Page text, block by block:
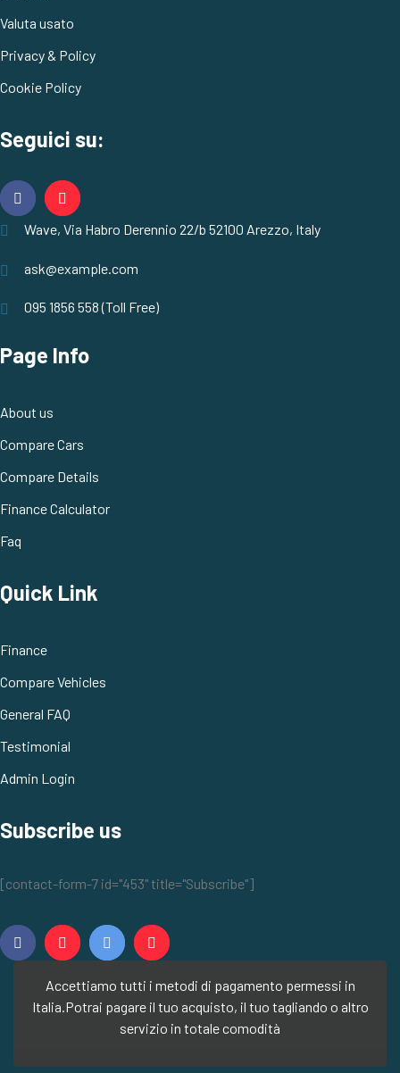
Valuta usato
Privacy & Policy
Cookie Policy
Seguici su:
Wave, Via Habro Derennio 22/b 52100 Arezzo, Italy
ask@example.com
095 1856 558 (Toll Free)
Page Info
About us
Compare Cars
Compare Details
Finance Calculator
Faq
Quick Link
Finance
Compare Vehicles
General FAQ
Testimonial
Admin Login
Subscribe us
[contact-form-7 id="453" title="Subscribe"]
Accettiamo tutti i metodi di pagamento permessi in
Italia.Potrai pagare il tuo acquisto, il tuo tagliando o altro
servizio in totale comodità